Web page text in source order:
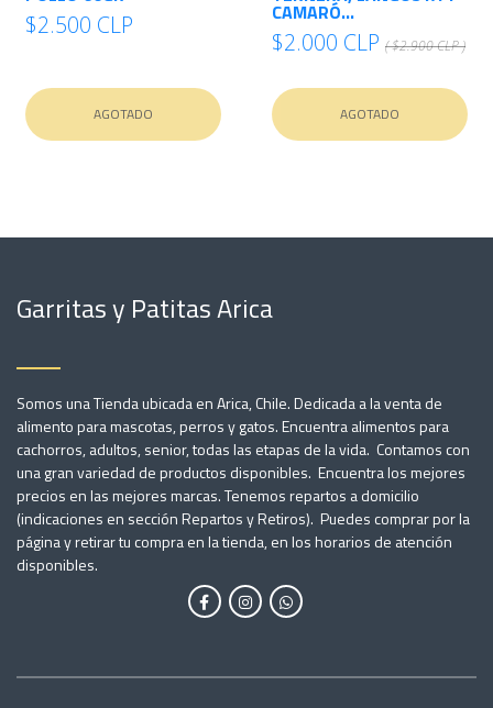
$2.500 CLP
AGOTADO
CAMARÓ...
$2.000 CLP ( $2.900 CLP )
AGOTADO
Garritas y Patitas Arica
Somos una Tienda ubicada en Arica, Chile. Dedicada a la venta de
alimento para mascotas, perros y gatos. Encuentra alimentos para
cachorros, adultos, senior, todas las etapas de la vida. Contamos con
una gran variedad de productos disponibles. Encuentra los mejores
precios en las mejores marcas. Tenemos repartos a domicilio
(indicaciones en sección Repartos y Retiros). Puedes comprar por la
página y retirar tu compra en la tienda, en los horarios de atención
disponibles.